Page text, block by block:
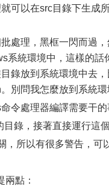
可以在src目錄下生成
處理，黑框一閃而過
系統環境中，這樣的
錄放到系統環境中去
別問我怎麼放到系統環
令處理器編譯需要干的
錄，接著直接運行這
，所以有很多警告，可
兩點：